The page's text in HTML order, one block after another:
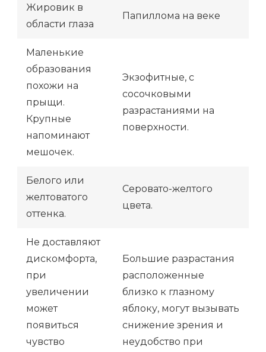
Жировик в
области глаза
Папиллома на веке
Маленькие
образования
похожи на
прыщи.
Крупные
напоминают
мешочек.
Экзофитные, с
сосочковыми
разрастаниями на
поверхности.
Белого или
желтоватого
оттенка.
Серовато-желтого
цвета.
Не доставляют
дискомфорта,
при
увеличении
может
появиться
чувство
Большие разрастания
расположенные
близко к глазному
яблоку, могут вызывать
снижение зрения и
неудобство при